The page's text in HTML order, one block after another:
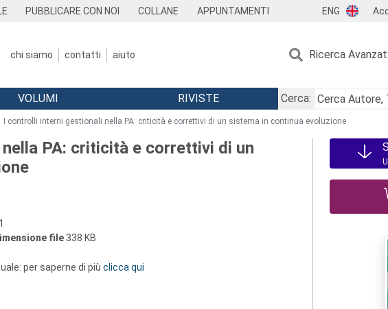
PUBBLICARE CON NOI COLLANE APPUNTAMENTI ENG
chi siamo contatti aiuto Ricerca
VOLUMI RIVISTE
Cerca:
I controlli interni gestionali nella PA: criticità e correttivi di un sistema in continua evoluzione
PA: criticità e correttivi di un
file 338 KB
per saperne di più clicca qui